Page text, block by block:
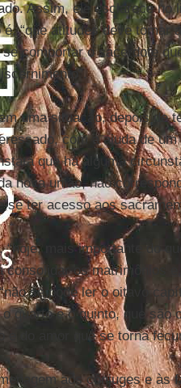
Assim, ele esclarece no
“que atitudes deve tomar
comportar o sacerdote
uma situação, depois de
com a ajuda de um
que há alguma
nova união, não
se ter acesso aos
mais importante do
os matrimônios
se pode ler o oitavo
quarto e o quinto, que são
do amor que se torna
aos cônjuges e às